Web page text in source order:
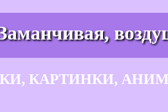
КАРТИНКИ,